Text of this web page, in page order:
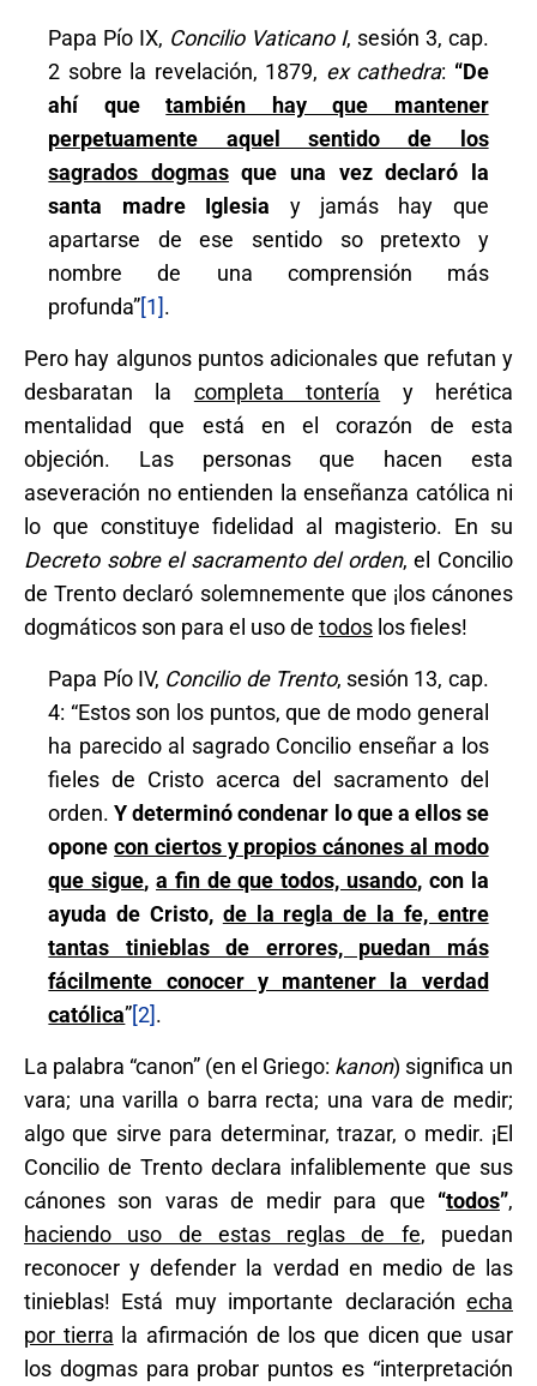
Papa Pío IX, Concilio Vaticano I, sesión 3, cap.
2 sobre la revelación, 1879, ex cathedra: “De
ahí quetambién hay que mantener
perpetuamente aquel sentido de los
sagrados dogmasque una vez declaró la
santa madre Iglesia y jamás hay que
apartarse de ese sentido so pretexto y
nombre de una comprensión más
profunda”[1].
Pero hay algunos puntos adicionales que refutan y
desbaratan la completa tontería y herética
mentalidad que está en el corazón de esta
objeción. Las personas que hacen esta
aseveración no entienden la enseñanza católica ni
lo que constituye fidelidad al magisterio. En su
Decreto sobre el sacramento del orden, el Concilio
de Trento declaró solemnemente que ¡los cánones
dogmáticos son para el uso de todos los fieles!
Papa Pío IV, Concilio de Trento, sesión 13, cap.
4: “Estos son los puntos, que de modo general
ha parecido al sagrado Concilio enseñar a los
fieles de Cristo acerca del sacramento del
orden.Y determinó condenar lo que a ellos se
oponecon ciertos y propios cánones al modo
que sigue,a fin de que todos, usando, con la
ayuda de Cristo, de la regla de la fe, entre
tantas tinieblas de errores, puedan más
fácilmente conocer y mantener la verdad
católica”[2].
La palabra “canon” (en el Griego: kanon) significa un
vara; una varilla o barra recta; una vara de medir;
algo que sirve para determinar, trazar, o medir. ¡El
Concilio de Trento declara infaliblemente que sus
cánones son varas de medir para que “todos”,
haciendo uso de estas reglas de fe, puedan
reconocer y defender la verdad en medio de las
tinieblas! Está muy importante declaración echa
por tierra la afirmación de los que dicen que usar
los dogmas para probar puntos es “interpretación